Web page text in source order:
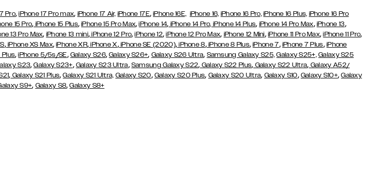
Pro,iPhone 17 Pro max, iPhone 17 Air, iPhone 17E,iPhone 16E, iPhone 16, iPhone 16 Pro, iPhone 16 Plus, iPhone 16 Pro
15 Pro, iPhone 15 Plus,iPhone 15 Pro Max,iPhone 14, iPhone 14 Pro, iPhone 14 Plus, iPhone 14 Pro Max, iPhone 13,
13 Pro Max, iPhone 13 mini,iPhone 12 Pro,iPhone 12,iPhone 12 Pro Max, iPhone 12 Mini, iPhone 11 Pro Max,iPhone 11 Pro,
,iPhone XS Max,iPhone XR,iPhone X,iPhone SE (2020),iPhone 8,iPhone 8 Plus,iPhone 7, iPhone 7 Plus, iPhone
Plus,iPhone 5/5s/SE, Galaxy S26,Galaxy S26+, Galaxy S26 Ultra, Samsung Galaxy S25, Galaxy S25+, Galaxy S25
S23,Galaxy S23+, Galaxy S23 Ultra, Samsung Galaxy S22, Galaxy S22 Plus, Galaxy S22 Ultra, Galaxy A52/
, Galaxy S21 Plus,Galaxy S21 Ultra, Galaxy S20, Galaxy S20 Plus, Galaxy S20 Ultra, Galaxy S10, Galaxy S10+,Galaxy
S9+, Galaxy S8,Galaxy S8+